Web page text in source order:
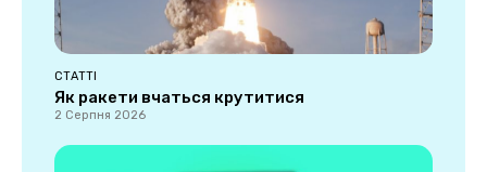
СТАТТІ
Як ракети вчаться крутитися
2 Серпня 2026